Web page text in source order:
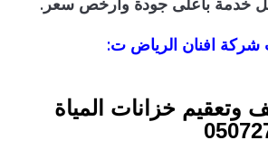
شركة افنان الرياض ت:
وتعقيم خزانات المياة